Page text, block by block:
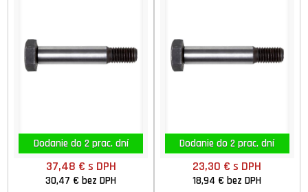
Dodanie do 2 prac. dní
37,48 € s DPH
30,47 €bez DPH
Dodanie do 2 prac. dní
23,30 €s DPH
18,94 €bez DPH